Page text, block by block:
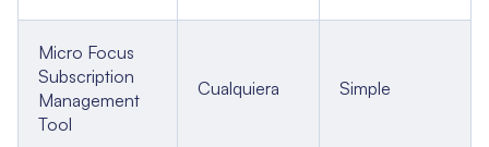
Micro Focus
Subscription
Management
Tool
Cualquiera Simple